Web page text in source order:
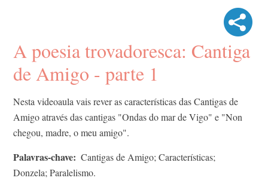
A poesia trovadoresca: Cantiga
de Amigo - parte 1
Nesta videoaula vais rever as características das Cantigas de
Amigo através das cantigas "Ondas do mar de Vigo" e "Non
chegou, madre, o meu amigo".
Palavras-chave
Cantigas de Amigo; Características;
Donzela; Paralelismo.